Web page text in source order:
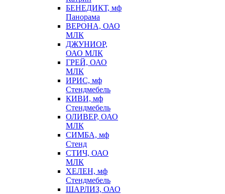
БЕНЕДИКТ, мф
Панорама
ВЕРОНА, ОАО
МЛК
ДЖУНИОР,
ОАО МЛК
ГРЕЙ, ОАО
МЛК
ИРИС, мф
Стендмебель
КИВИ, мф
Стендмебель
ОЛИВЕР, ОАО
МЛК
СИМБА, мф
Стенд
СТИЧ, ОАО
МЛК
ХЕЛЕН, мф
Стендмебель
ШАРЛИЗ, ОАО